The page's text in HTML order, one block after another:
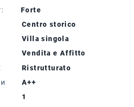
:
Forte
Centro storico
Villa singola
Vendita e Affitto
Ristrutturato
A++
1